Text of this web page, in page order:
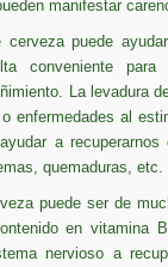
manifestar
cerveza puede
conveniente para
La levadura
enfermedades al
a
quemaduras, etc.
puede ser de
en vitamina
nervioso a